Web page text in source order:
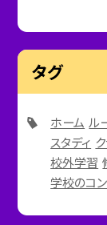
タグ
ホーム ル
スタディ
校外学習
学校のコ